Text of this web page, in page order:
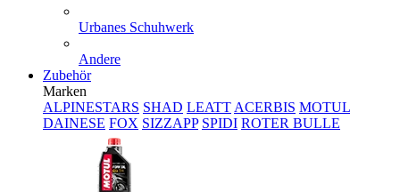
Urbanes Schuhwerk
Andere
Zubehör
Marken
ALPINESTARS SHAD LEATT ACERBIS MOTUL
DAINESE FOX SIZZAPP SPIDI ROTER BULLE